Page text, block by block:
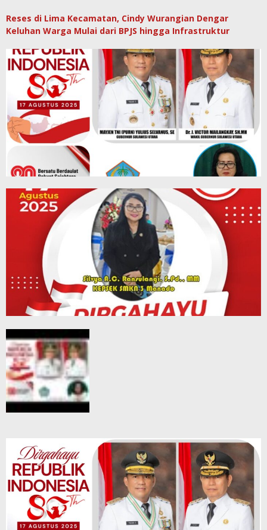
Reses di Lima Kecamatan, Cindy Wurangian Dengar
Keluhan Warga Mulai dari BPJS hingga Infrastruktur